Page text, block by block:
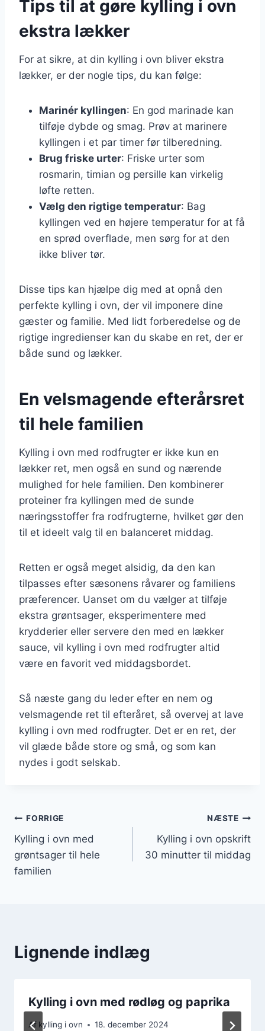
Tips til at gøre kylling i ovn
ekstra lækker
For at sikre, at din kylling i ovn bliver ekstra
lækker, er der nogle tips, du kan følge:
Marinér kyllingen: En god marinade kan
tilføje dybde og smag. Prøv at marinere
kyllingen i et par timer før tilberedning.
Brug friske urter: Friske urter som
rosmarin, timian og persille kan virkelig
løfte retten.
Vælg den rigtige temperatur: Bag
kyllingen ved en højere temperatur for at få
en sprød overflade, men sørg for at den
ikke bliver tør.
Disse tips kan hjælpe dig med at opnå den
perfekte kylling i ovn, der vil imponere dine
gæster og familie. Med lidt forberedelse og de
rigtige ingredienser kan du skabe en ret, der er
både sund og lækker.
En velsmagende efterårsret
til hele familien
Kylling i ovn med rodfrugter er ikke kun en
lækker ret, men også en sund og nærende
mulighed for hele familien. Den kombinerer
proteiner fra kyllingen med de sunde
næringsstoffer fra rodfrugterne, hvilket gør den
til et ideelt valg til en balanceret middag.
Retten er også meget alsidig, da den kan
tilpasses efter sæsonens råvarer og familiens
præferencer. Uanset om du vælger at tilføje
ekstra grøntsager, eksperimentere med
krydderier eller servere den med en lækker
sauce, vil kylling i ovn med rodfrugter altid
være en favorit ved middagsbordet.
Så næste gang du leder efter en nem og
velsmagende ret til efteråret, så overvej at lave
kylling i ovn med rodfrugter. Det er en ret, der
vil glæde både store og små, og som kan
nydes i godt selskab.
Indlægsnavigation
FORRIGE
Kylling i ovn med
grøntsager til hele
familien
NÆSTE
Kylling i ovn opskrift
30 minutter til middag
Lignende indlæg
Kylling i ovn med rødløg og paprika
Af kylling i ovn 18. december 2024